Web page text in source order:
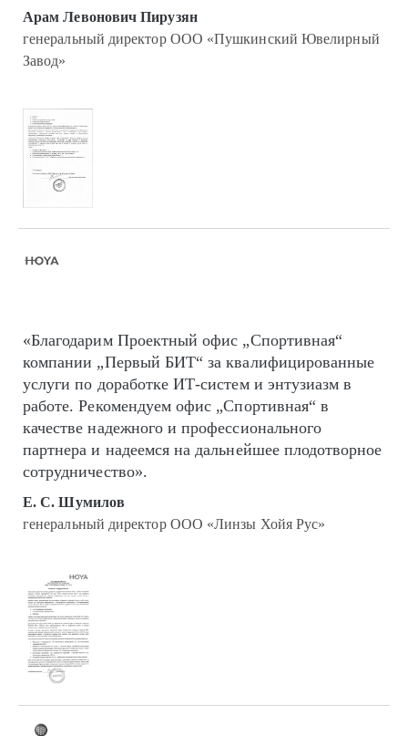
Арам Левонович Пирузян
генеральный директор ООО «Пушкинский Ювелирный
Завод»
«Благодарим Проектный офис „Спортивная“
компании „Первый БИТ“ за квалифицированные
услуги по доработке ИТ-систем и энтузиазм в
работе. Рекомендуем офис „Спортивная“ в
качестве надежного и профессионального
партнера и надеемся на дальнейшее плодотворное
сотрудничество».
Е. С. Шумилов
генеральный директор ООО «Линзы Хойя Рус»